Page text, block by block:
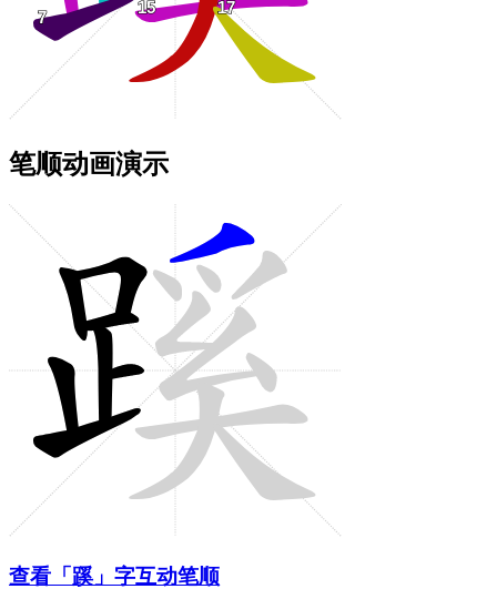
笔顺动画演示
查看「蹊」字互动笔顺